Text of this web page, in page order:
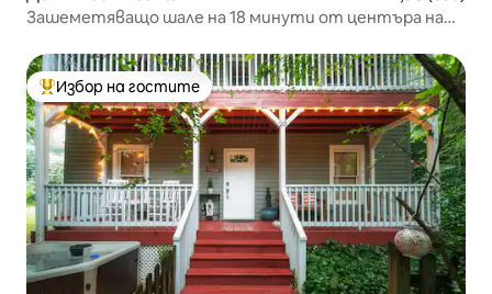
Зашеметяващо шале на 18 минути от центъра на
Най-популярен избор на гостите
Избор на гостите